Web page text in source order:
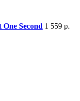
Second 1 559 р.